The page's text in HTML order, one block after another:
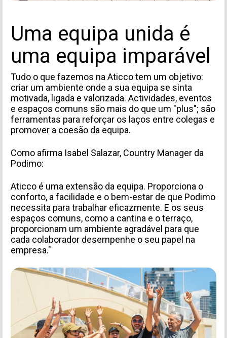
Uma equipa unida é
uma equipa imparável
Tudo o que fazemos na Aticco tem um objetivo:
criar um ambiente onde a sua equipa se sinta
motivada, ligada e valorizada. Actividades, eventos
e espaços comuns são mais do que um "plus"; são
ferramentas para reforçar os laços entre colegas e
promover a coesão da equipa.
Como afirma Isabel Salazar, Country Manager da
Podimo:
Aticco é uma extensão da equipa. Proporciona o
conforto, a facilidade e o bem-estar de que Podimo
necessita para trabalhar eficazmente. E os seus
espaços comuns, como a cantina e o terraço,
proporcionam um ambiente agradável para que
cada colaborador desempenhe o seu papel na
empresa."